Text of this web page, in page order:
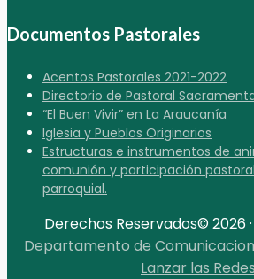
Documentos Pastorales
Acentos Pastorales 2021-2022
Directorio de Pastoral
“El Buen Vivir” en La Araucanía
Iglesia y Pueblos Originarios
Estructuras e instrumentos de
comunión y participación
parroquial.
Derechos Reservados© 2026
Departamento de
Lanzar las Redes